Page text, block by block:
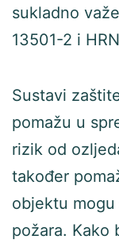
sukladno
13501-2 i
Sustavi
pomažu u
rizik od
također
objektu
požara. Kako